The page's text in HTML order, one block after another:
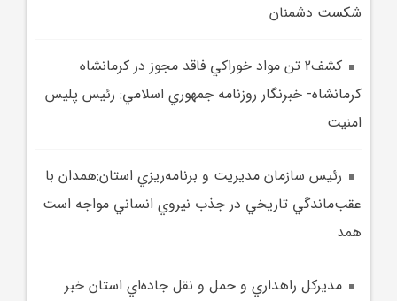
شکست دشمنان
کشف2 تن مواد خوراکي فاقد مجوز در کرمانشاه
کرمانشاه- خبرنگار روزنامه جمهوري اسلامي: رئيس پليس
امنيت
رئيس سازمان مديريت و برنامه‌ريزي استان:همدان با
عقب‌ماندگي تاريخي در جذب نيروي انساني مواجه است
همد
مديرکل راهداري و حمل ‌و نقل جاده‌اي استان خبر